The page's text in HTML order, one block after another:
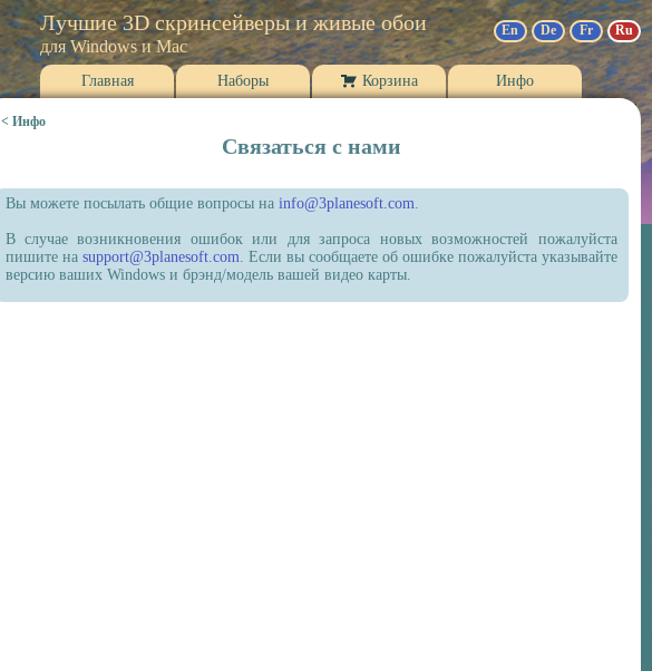
Лучшие 3D скринсейверы и живые обои
для Windows и Mac
En De Fr Ru
Главная Наборы Корзина Инфо
< Инфо
Связаться с нами
Вы можете посылать общие вопросы на info@3planesoft.com.
В случае возникновения ошибок или для запроса новых возможностей пожалуйста
пишите на support@3planesoft.com. Если вы сообщаете об ошибке пожалуйста указывайте
версию ваших Windows и брэнд/модель вашей видео карты.